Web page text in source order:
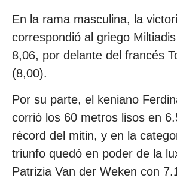
En la rama masculina, la
correspondió al griego
8,06, por delante del francés
(8,00).
Por su parte, el keniano
corrió los 60 metros lisos en
récord del mitin, y en la
triunfo quedó en poder de la
Patrizia Van der Weken con